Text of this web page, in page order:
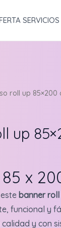
roll up 85×200
up
x
banner roll
funcional y
y con